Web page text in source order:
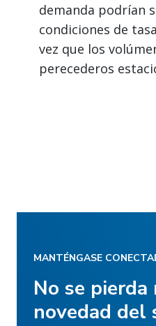
demanda podrían
condiciones de
vez que los
perecederos
MANTÉNGASE
No se pierda
novedad del